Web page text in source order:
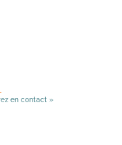
en contact »